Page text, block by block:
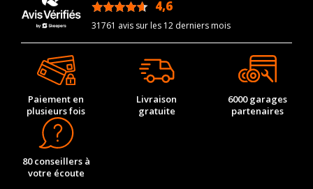
235/55R18 100
V
CARACTÉRISTIQUES TECHNIQUES CHRYSLER 300C (LX)
DEPUIS 09-2010 3.6 (292CV)
Marque du véhicule
CHRYSLER
Nom du modele
300C (LX)
Motorisation
Année de début de
modèle
4,6
31761 avis sur les 12 derniers mois
Paiement en
plusieurs fois
Livraison
gratuite
6000 garages
partenaires
80 conseillers à
votre écoute